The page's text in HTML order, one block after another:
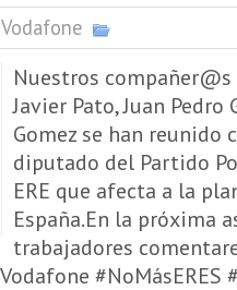
Vodafone
Nuestros compañer@s
Javier Pato, Juan Pedro
Gomez se han reunido
diputado del Partido
ERE que afecta a la
España.En la próxima
trabajadores
#NoMásERES